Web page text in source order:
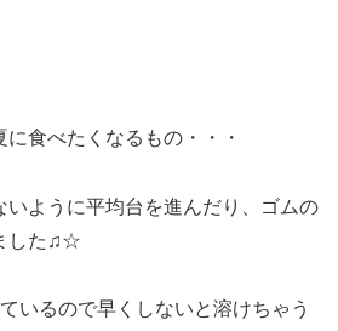
食べたくなるもの・・・
いように平均台を進んだり、ゴムの
した♫☆
いるので早くしないと溶けちゃう